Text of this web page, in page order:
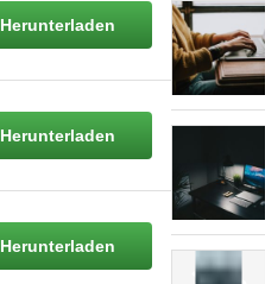
Herunterladen
Herunterladen
Herunterladen